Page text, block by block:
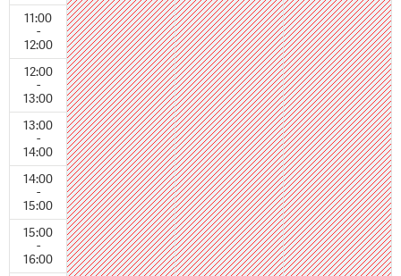
11:00
-
12:00
12:00
-
13:00
13:00
-
14:00
14:00
-
15:00
15:00
-
16:00